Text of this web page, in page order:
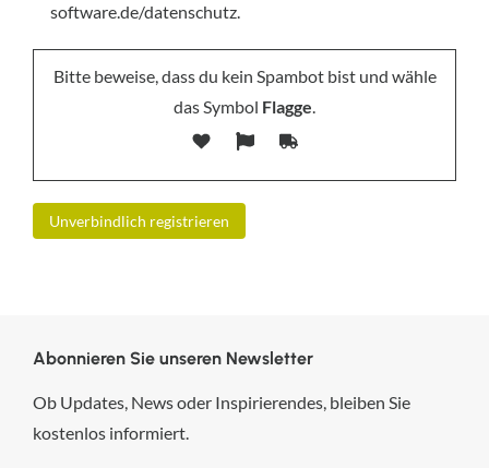
software.de/datenschutz.
Bitte beweise, dass du kein Spambot bist und wähle
das Symbol Flagge.
Abonnieren Sie unseren Newsletter
Ob Updates, News oder Inspirierendes, bleiben Sie
kostenlos informiert.